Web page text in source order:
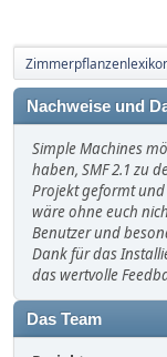
Nachweise und
Simple Machines
haben, SMF 2.1 zu
Projekt geformt
wäre ohne euch
Benutzer und
Dank für das
das wertvolle
Das Team